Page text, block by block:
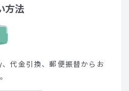
方法
代金引換、郵便振替からお